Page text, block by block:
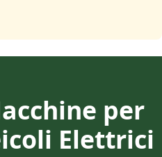
per
Elettrici